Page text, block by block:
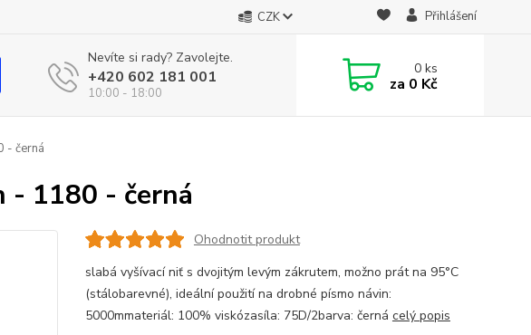
CZK Přihlášení
Nevíte si rady? Zavolejte.
+420 602 181 001
10:00 - 18:00
0ks
za 0 Kč
- černá
- 1180 - černá
Ohodnotit produkt
slabá vyšívací niť s dvojitým levým zákrutem, možno prát na 95°C
(stálobarevné), ideální použití na drobné písmo návin:
5000mmateriál: 100% viskózasíla: 75D/2barva: černá celý popis